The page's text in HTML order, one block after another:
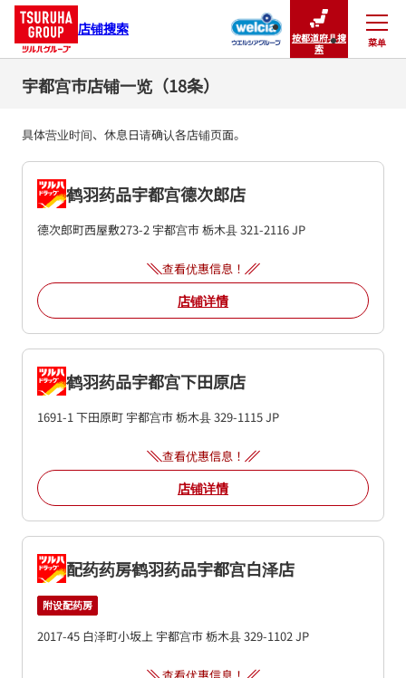
店铺搜索
按都道府县搜
索
菜单
关闭
宇都宫市店铺一览（18条）
具体营业时间、休息日请确认各店铺页面。
鹤羽药品宇都宫德次郎店
德次郎町西屋敷273-2 宇都宫市栃木县321-2116JP
查看优惠信息！
店铺详情
鹤羽药品宇都宫下田原店
1691-1 下田原町 宇都宫市栃木县329-1115JP
查看优惠信息！
店铺详情
配药药房鹤羽药品宇都宫白泽店
附设配药房
2017-45 白泽町小坂上 宇都宫市栃木县329-1102 JP
查看优惠信息！